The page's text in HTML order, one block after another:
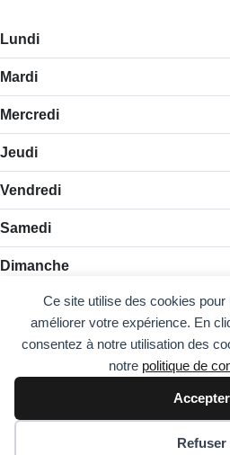
Ce site utilise des cookies
améliorer votre expérience. En
consentez à notre utilisation des
notre politique de
Accepter
Refuser
Préférences des cookies
Lundi
Mardi
Mercredi
Jeudi
Vendredi
Samedi
Dimanche